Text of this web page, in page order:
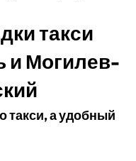
такси
и Могилев-
такси, а удобный